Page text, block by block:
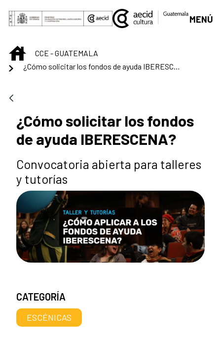
Saut au contenu principal
MENÚ
INICIOCCE - GUATEMALA
¿Cómo solicitar los fondos
de ayuda IBERESCENA?
Convocatoria abierta para talleres
y tutorías
CATEGORÍA
ESCÉNICAS